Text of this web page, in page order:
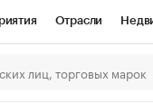
Отрасли